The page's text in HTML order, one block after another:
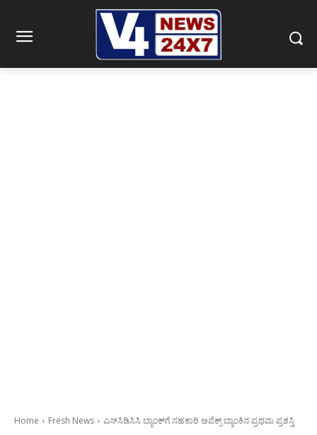
Home Fresh News ಎಸ್‍ಸಿಡಿಸಿಸಿ ಬ್ಯಾಂಕ್‍ಗೆ ಸಹಕಾರಿ ಅಪೆಕ್ಸ್ ಬ್ಯಾಂಕಿನ ಪ್ರಥಮ ಪ್ರಶಸ್ತಿ